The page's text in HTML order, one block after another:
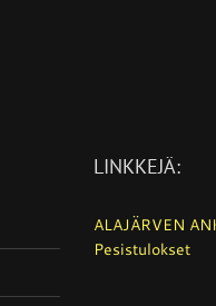
LINKKEJÄ:
ALAJÄRVEN
Pesistulokset